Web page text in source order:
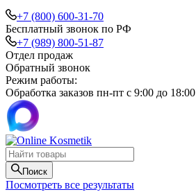
+7 (800) 600-31-70
Бесплатный звонок по РФ
+7 (989) 800-51-87
Отдел продаж
Обратный звонок
Режим работы:
Обработка заказов пн-пт с 9:00 до 18:00
Поиск
Посмотреть все результаты